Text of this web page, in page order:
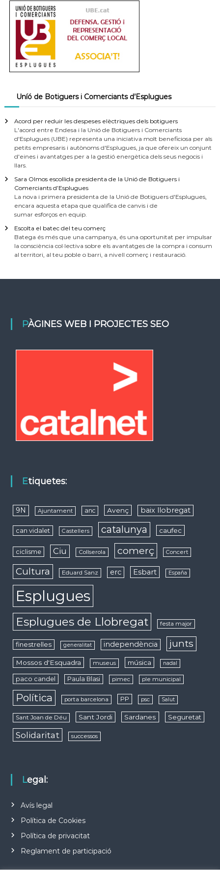
a
Uníó de Botiguers i Comerciants d’Esplugues
Acord per reduir les despeses elèctriques dels botiguers
L'acord entre Endesa i la Unió de Botiguers i Comerciants
d'Esplugues (UBE) representa una iniciativa molt beneficiosa per als
petits empresaris i autònoms d'Esplugues, ja que ofereix un conjunt
d'eines i avantatges per a la gestió energètica dels seus negocis i
llars.
Sara Olmos escollida presidenta de la Unió de Botiguers i
Comerciants d’Esplugues
La nova i primera presidenta de la Unió de Botiguers d'Esplugues,
encara aquesta etapa que qualifica de canvis i de
sumar esforços en equip.
Escolta el batec del teu comerç
Batega és més que una campanya, és una oportunitat per impulsar
la consciència col·lectiva sobre els avantatges de la compra i consum
al territori, al teu poble o barri, a nivell comerç i restauració.
PÀGINES WEB I PROJECTES SEO
Etiquetes:
9N Ajuntament anc Avenç baix llobregat
can vidalet Castellers catalunya caufec
ciclisme Ciu Collserola comerç Concert
Cultura Eduard Sanz erc Esbart España
Esplugues
Esplugues de Llobregat festa major
finestrelles generalitat independència junts
Mossos d'Esquadra museus música nadal
paco candel Paula Blasi pimec ple municipal
Política porta barcelona PP psc Salut
Sant Joan de Déu Sant Jordi Sardanes Seguretat
Solidaritat successos
Legal:
Avís legal
Política de Cookies
Política de privacitat
Reglament de participació